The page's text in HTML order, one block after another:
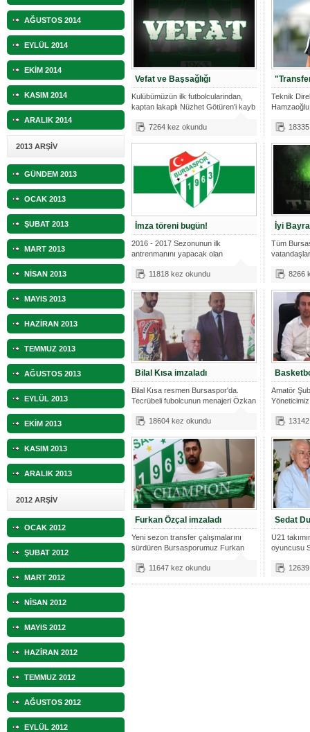
AĞUSTOS 2014
EYLÜL 2014
EKİM 2014
KASIM 2014
ARALIK 2014
2013 ARŞİV
GÜNDEM 2013
OCAK 2013
ŞUBAT 2013
MART 2013
NİSAN 2013
MAYIS 2013
HAZİRAN 2013
TEMMUZ 2013
AĞUSTOS 2013
EYLÜL 2013
EKİM 2013
KASIM 2013
ARALIK 2013
2012 ARŞİV
OCAK 2012
ŞUBAT 2012
MART 2012
NİSAN 2012
MAYIS 2012
HAZİRAN 2012
TEMMUZ 2012
AĞUSTOS 2012
EYLÜL 2012
Vefat ve Başsağlığı
Kulübümüzün ilk futbolcularindan,
kaptan lakaplı Nüzhet Götüren'i kayb
7264 kez okundu
Teknik
İmza töreni bugün!
2016 - 2017 Sezonunun ilk
antrenmanını yapacak olan
11818 kez okundu
İyi
Tüm
8266
Bilal Kısa imzaladı
Bilal Kısa resmen Bursaspor'da.
Tecrübeli fubolcunun menajeri Özkan
18604 kez okundu
Amatör
Furkan Özçal imzaladı
Yeni sezon transfer çalışmalarını
sürdüren Bursasporumuz Furkan
11647 kez okundu
Sedat
U21
oyuncusu